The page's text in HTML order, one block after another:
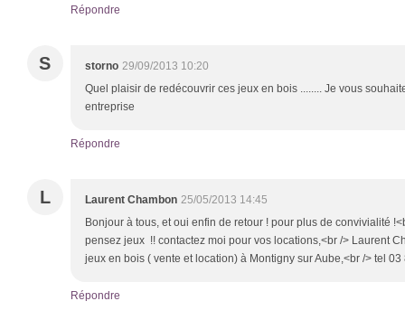
Répondre
S storno 29/09/2013 10:20
Quel plaisir de redécouvrir ces jeux en bois ........ Je vous
entreprise
Répondre
L Laurent Chambon 25/05/2013 14:45
Bonjour à tous, et oui enfin de retour ! pour plus de convivialité
pensez jeux !! contactez moi pour vos locations,<br /> Laurent
jeux en bois ( vente et location) à Montigny sur Aube,<br /> tel 03
Répondre